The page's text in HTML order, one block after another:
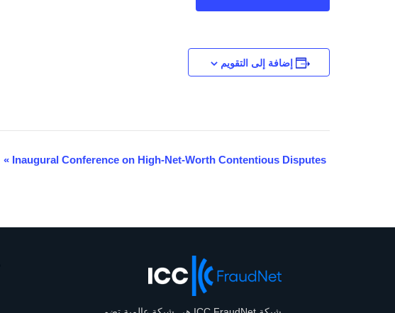
إضافة إلى التقويم
التنقل
Inaugural Conference on High-Net-Worth Contentious Disputes
»